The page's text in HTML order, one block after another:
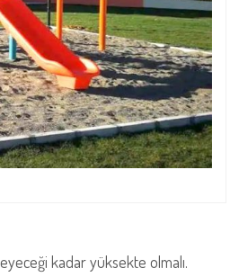
kadar yüksekte olmalı.